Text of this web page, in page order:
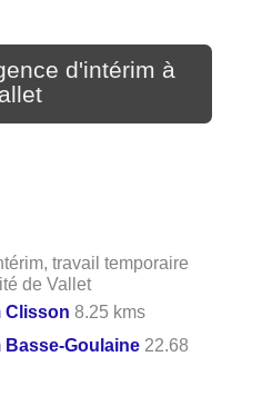
d'intérim à
travail temporaire
de Vallet
Clisson 8.25 kms
Basse-Goulaine 22.68